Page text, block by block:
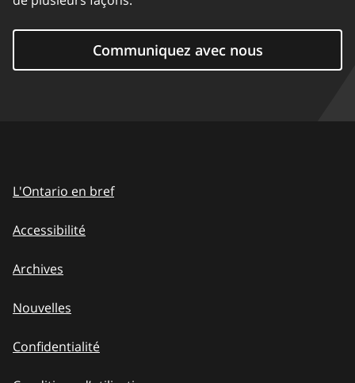
Communiquez avec nous
L'Ontario en bref
Accessibilité
Archives
Nouvelles
Confidentialité